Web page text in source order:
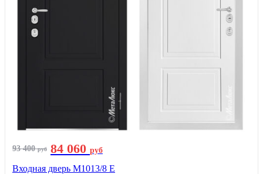
93 400руб 84 060 руб
Входная дверь М1013/8 E